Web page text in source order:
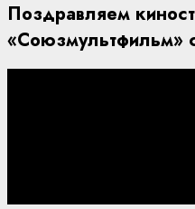
Поздравляем
«Союзмультфильм»